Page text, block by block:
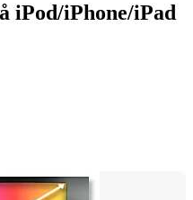
iPod/iPhone/iPad